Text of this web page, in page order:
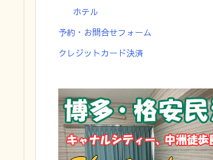
ホテル
予約・お問合せフォーム
クレジットカード決済